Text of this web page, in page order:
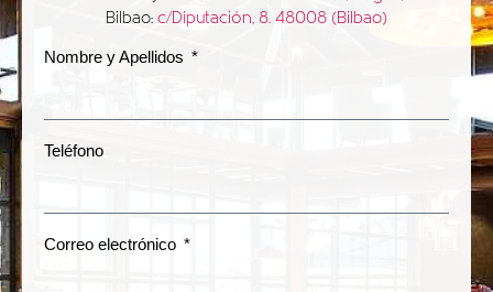
Bilbao: c/Diputación, 8. 48008 (Bilbao)
Nombre y Apellidos
Teléfono
Correo electrónico